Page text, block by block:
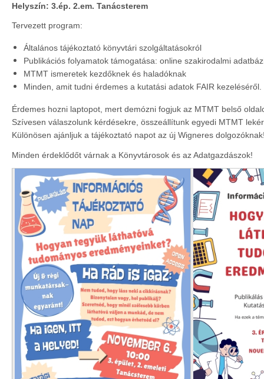
Helyszín: 3.ép. 2.em. Tanácsterem
Tervezett program:
Általános tájékoztató könyvtári szolgáltatásokról
Publikációs folyamatok támogatása: online szakirodalmi
MTMT ismeretek kezdőknek és haladóknak
Minden, amit tudni érdemes a kutatási adatok FAIR
Érdemes hozni laptopot, mert demózni fogjuk az MTMT belső
Szívesen válaszolunk kérdésekre, összeállítunk egyedi MTMT
Különösen ajánljuk a tájékoztató napot az új Wigneres
Minden érdeklődőt várnak a Könyvtárosok és az Adatgazdászok!